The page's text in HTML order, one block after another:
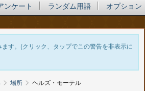
ンケート ランダム用語 オプション
す。(クリック、タップでこの警告を非表示に
> 場所 > ヘルズ・モーテル